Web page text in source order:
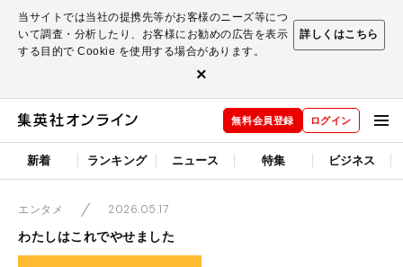
当サイトでは当社の提携先等がお客様のニーズ等につ
いて調査・分析したり、お客様にお勧めの広告を表示
する目的で Cookie を使用する場合があります。
詳しくはこちら
×
無料会員登録 ログイン
新着 ランキング ニュース 特集 ビジネス
エンタメ
2026.05.17
わたしはこれでやせました